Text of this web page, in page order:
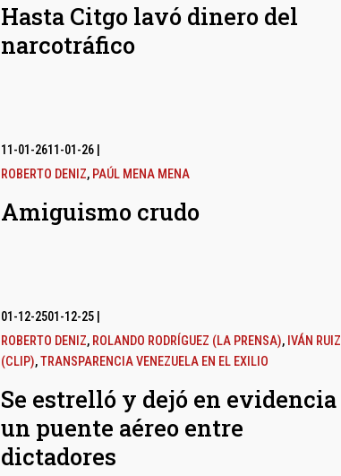
Hasta Citgo lavó dinero del
narcotráfico
11-01-2611-01-26
ROBERTO DENIZ, PAÚL MENA MENA
Amiguismo crudo
01-12-2501-12-25
ROBERTO DENIZ, ROLANDO RODRÍGUEZ (LA PRENSA), IVÁN RUIZ
(CLIP),TRANSPARENCIA VENEZUELA EN EL EXILIO
Se estrelló y dejó en evidencia
un puente aéreo entre
dictadores